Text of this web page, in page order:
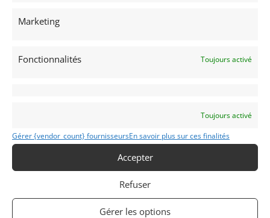
Marketing
Fonctionnalités Toujours activé
Toujours activé
Gérer {vendor_count} fournisseursEn savoir plus sur ces finalités
Accepter
Refuser
Gérer les options
INFORMATIONS
Imprint
CATÉGORIES D’ANNONCES